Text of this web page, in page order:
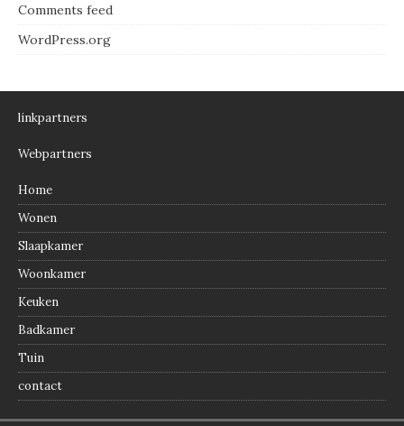
Comments feed
WordPress.org
linkpartners
Webpartners
Home
Wonen
Slaapkamer
Woonkamer
Keuken
Badkamer
Tuin
contact